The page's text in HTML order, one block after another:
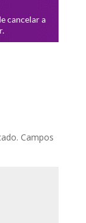
Campos